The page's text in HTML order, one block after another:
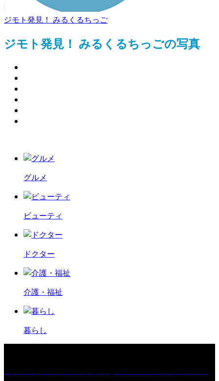
ジモト発見！ みるくるちっご
ジモト発見！ みるくるちっごの写真
グルメ
ビューティ
ドクター
介護・福祉
暮らし